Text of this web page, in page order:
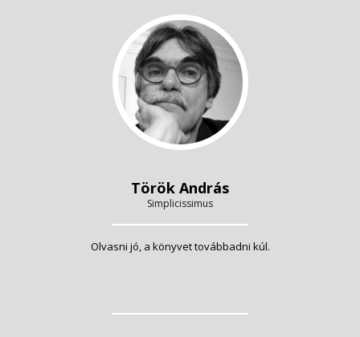
Török András
Simplicissimus
Olvasni jó, a könyvet továbbadni kúl.